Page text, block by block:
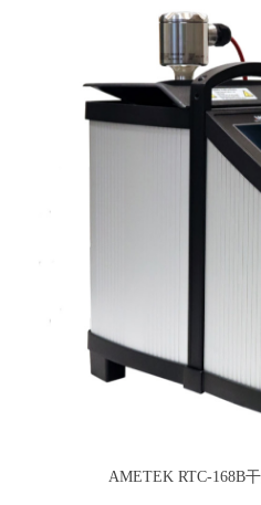
AMETEK RTC-168B